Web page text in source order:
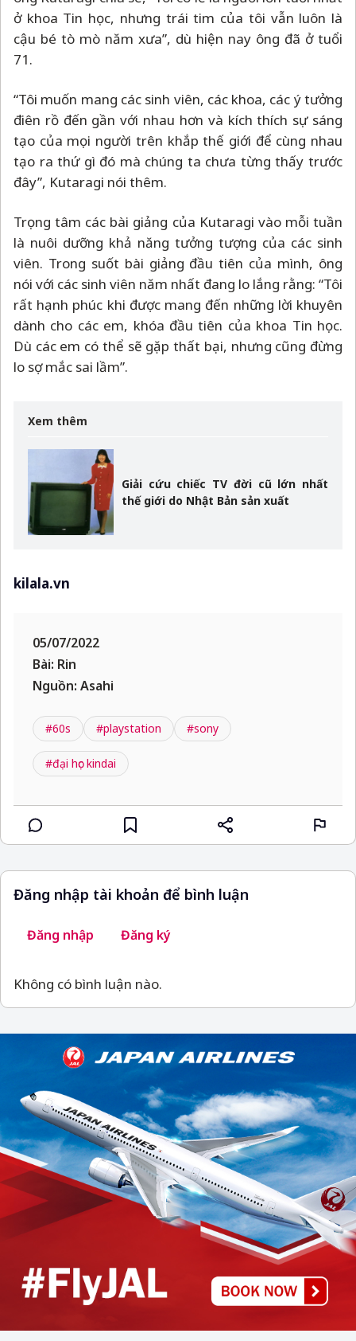
ở khoa Tin học, nhưng trái tim của tôi vẫn luôn là
cậu bé tò mò năm xưa”, dù hiện nay ông đã ở tuổi
71.
“Tôi muốn mang các sinh viên, các khoa, các ý tưởng
điên rồ đến gần với nhau hơn và kích thích sự sáng
tạo của mọi người trên khắp thế giới để cùng nhau
tạo ra thứ gì đó mà chúng ta chưa từng thấy trước
đây”, Kutaragi nói thêm.
Trọng tâm các bài giảng của Kutaragi vào mỗi tuần
là nuôi dưỡng khả năng tưởng tượng của các sinh
viên. Trong suốt bài giảng đầu tiên của mình, ông
nói với các sinh viên năm nhất đang lo lắng rằng: “Tôi
rất hạnh phúc khi được mang đến những lời khuyên
dành cho các em, khóa đầu tiên của khoa Tin học.
Dù các em có thể sẽ gặp thất bại, nhưng cũng đừng
lo sợ mắc sai lầm”.
Xem thêm
Giải cứu chiếc TV đời cũ lớn nhất
thế giới do Nhật Bản sản xuất
kilala.vn
05/07/2022
Bài: Rin
Nguồn: Asahi
#60s #playstation #sony
#đại học kindai
Đăng nhập tài khoản để bình luận
Đăng nhập Đăng ký
Không có bình luận nào.